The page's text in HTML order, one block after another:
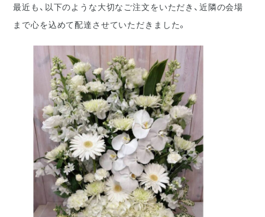
最近も、以下のような大切なご注文をいただき、近隣の会場
まで心を込めて配達させていただきました。